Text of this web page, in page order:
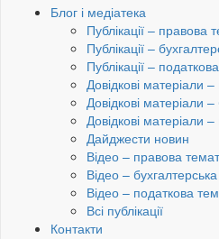
Блог і медіатека
Публікації – правова
Публікації –
Публікації –
Довідкові матеріали
Довідкові матеріали
Довідкові матеріали
Дайджести новин
Відео – правова
Відео –
Відео – податкова
Всі публікації
Контакти